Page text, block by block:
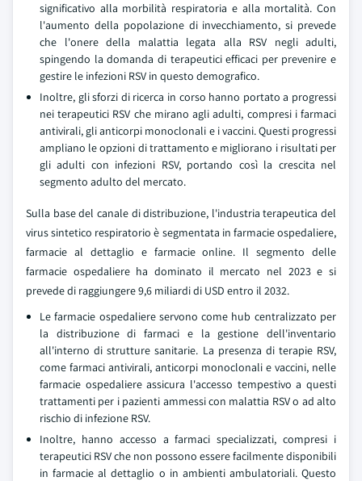
significativo alla morbilità respiratoria e alla mortalità. Con
l'aumento della popolazione di invecchiamento, si prevede
che l'onere della malattia legata alla RSV negli adulti,
spingendo la domanda di terapeutici efficaci per prevenire e
gestire le infezioni RSV in questo demografico.
Inoltre, gli sforzi di ricerca in corso hanno portato a progressi
nei terapeutici RSV che mirano agli adulti, compresi i farmaci
antivirali, gli anticorpi monoclonali e i vaccini. Questi progressi
ampliano le opzioni di trattamento e migliorano i risultati per
gli adulti con infezioni RSV, portando così la crescita nel
segmento adulto del mercato.
Sulla base del canale di distribuzione, l'industria terapeutica del
virus sintetico respiratorio è segmentata in farmacie ospedaliere,
farmacie al dettaglio e farmacie online. Il segmento delle
farmacie ospedaliere ha dominato il mercato nel 2023 e si
prevede di raggiungere 9,6 miliardi di USD entro il 2032.
Le farmacie ospedaliere servono come hub centralizzato per
la distribuzione di farmaci e la gestione dell'inventario
all'interno di strutture sanitarie. La presenza di terapie RSV,
come farmaci antivirali, anticorpi monoclonali e vaccini, nelle
farmacie ospedaliere assicura l'accesso tempestivo a questi
trattamenti per i pazienti ammessi con malattia RSV o ad alto
rischio di infezione RSV.
Inoltre, hanno accesso a farmaci specializzati, compresi i
terapeutici RSV che non possono essere facilmente disponibili
in farmacie al dettaglio o in ambienti ambulatoriali. Questo